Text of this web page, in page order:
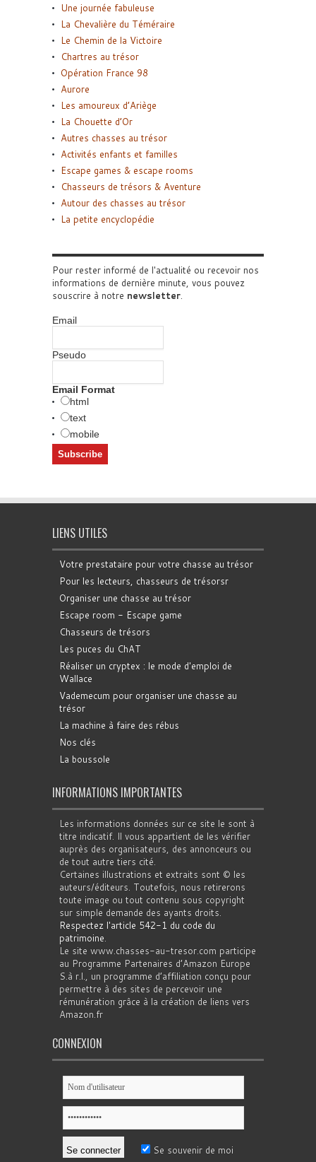
Une journée fabuleuse
La Chevalière du Téméraire
Le Chemin de la Victoire
Chartres au trésor
Opération France 98
Aurore
Les amoureux d’Ariège
La Chouette d’Or
Autres chasses au trésor
Activités enfants et familles
Escape games & escape rooms
Chasseurs de trésors & Aventure
Autour des chasses au trésor
La petite encyclopédie
Pour rester informé de l'actualité ou recevoir nos
informations de dernière minute, vous pouvez
souscrire à notre newsletter.
Email
Pseudo
Email Format
html
text
mobile
LIENS UTILES
Votre prestataire pour votre chasse au trésor
Pour les lecteurs, chasseurs de trésorsr
Organiser une chasse au trésor
Escape room - Escape game
Chasseurs de trésors
Les puces du ChAT
Réaliser un cryptex : le mode d'emploi de
Wallace
Vademecum pour organiser une chasse au
trésor
La machine à faire des rébus
Nos clés
La boussole
INFORMATIONS IMPORTANTES
Les informations données sur ce site le sont à
titre indicatif. Il vous appartient de les vérifier
auprès des organisateurs, des annonceurs ou
de tout autre tiers cité.
Certaines illustrations et extraits sont © les
auteurs/éditeurs. Toutefois, nous retirerons
toute image ou tout contenu sous copyright
sur simple demande des ayants droits.
Respectez l'article 542-1 du code du
patrimoine.
Le site www.chasses-au-tresor.com participe
au Programme Partenaires d’Amazon Europe
S.à r.l., un programme d’affiliation conçu pour
permettre à des sites de percevoir une
rémunération grâce à la création de liens vers
Amazon.fr
CONNEXION
Se souvenir de moi